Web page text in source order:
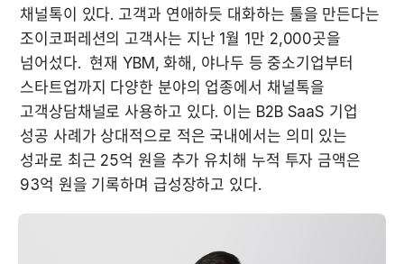
채널톡이 있다. 고객과 연애하듯 대화하는 툴을 만든다는
조이코퍼레션의 고객사는 지난 1월 1만 2,000곳을
넘어섰다.  현재 YBM, 화해, 야나두 등 중소기업부터
스타트업까지 다양한 분야의 업종에서 채널톡을
고객상담채널로 사용하고 있다. 이는 B2B SaaS 기업
성공 사례가 상대적으로 적은 국내에서는 의미 있는
성과로 최근 25억 원을 추가 유치해 누적 투자 금액은
93억 원을 기록하며 급성장하고 있다.